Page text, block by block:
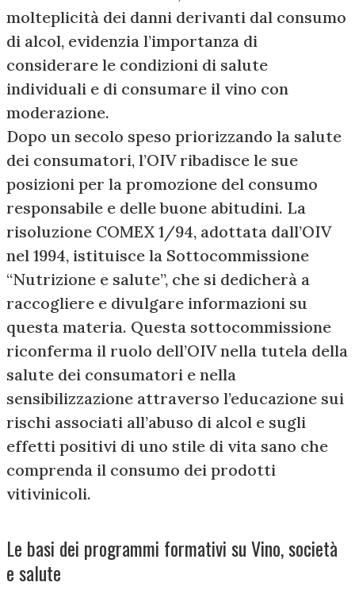
molteplicità dei danni derivanti dal consumo
di alcol, evidenzia l’importanza di
considerare le condizioni di salute
individuali e di consumare il vino con
moderazione.
Dopo un secolo speso priorizzando la salute
dei consumatori, l’OIV ribadisce le sue
posizioni per la promozione del consumo
responsabile e delle buone abitudini. La
risoluzione COMEX 1/94, adottata dall’OIV
nel 1994, istituisce la Sottocommissione
“Nutrizione e salute”, che si dedicherà a
raccogliere e divulgare informazioni su
questa materia. Questa sottocommissione
riconferma il ruolo dell’OIV nella tutela della
salute dei consumatori e nella
sensibilizzazione attraverso l’educazione sui
rischi associati all’abuso di alcol e sugli
effetti positivi di uno stile di vita sano che
comprenda il consumo dei prodotti
vitivinicoli.
Le basi dei programmi formativi su Vino, società
e salute